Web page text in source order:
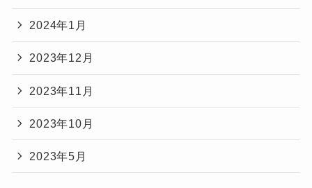
2024年1月
2023年12月
2023年11月
2023年10月
2023年5月